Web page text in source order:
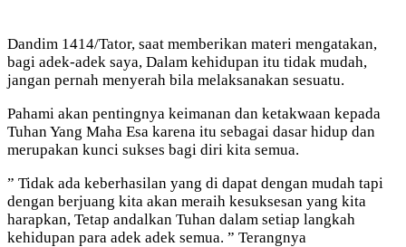
Dandim 1414/Tator, saat memberikan materi mengatakan,
bagi adek-adek saya, Dalam kehidupan itu tidak mudah,
jangan pernah menyerah bila melaksanakan sesuatu.
Pahami akan pentingnya keimanan dan ketakwaan kepada
Tuhan Yang Maha Esa karena itu sebagai dasar hidup dan
merupakan kunci sukses bagi diri kita semua.
” Tidak ada keberhasilan yang di dapat dengan mudah tapi
dengan berjuang kita akan meraih kesuksesan yang kita
harapkan, Tetap andalkan Tuhan dalam setiap langkah
kehidupan para adek adek semua. ” Terangnya